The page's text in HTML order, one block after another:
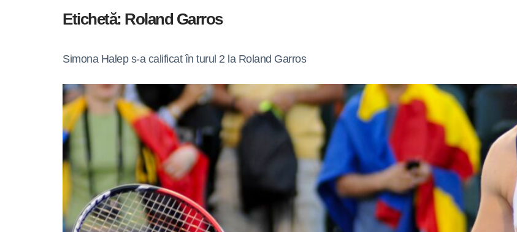
Etichetă: Roland Garros
Simona Halep s-a calificat în turul 2 la Roland Garros